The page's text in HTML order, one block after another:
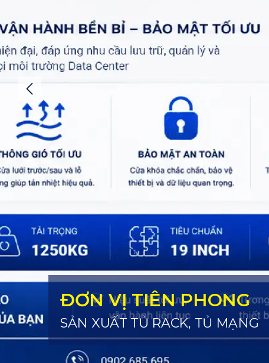
ĐƠN VỊ TIÊN PHONG
SẢN XUẤT TỦ RACK, TỦ MẠNG